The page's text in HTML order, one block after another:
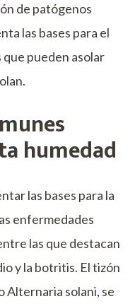
de patógenos
las bases para el
pueden asolar
humedad
las bases para la
enfermedades
las que destacan
y la botritis. El tizón
Alternaria solani, se